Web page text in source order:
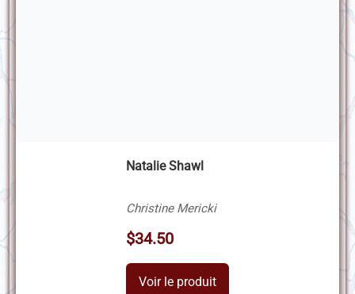
Natalie Shawl
Christine Mericki
$34.50
Voir le produit